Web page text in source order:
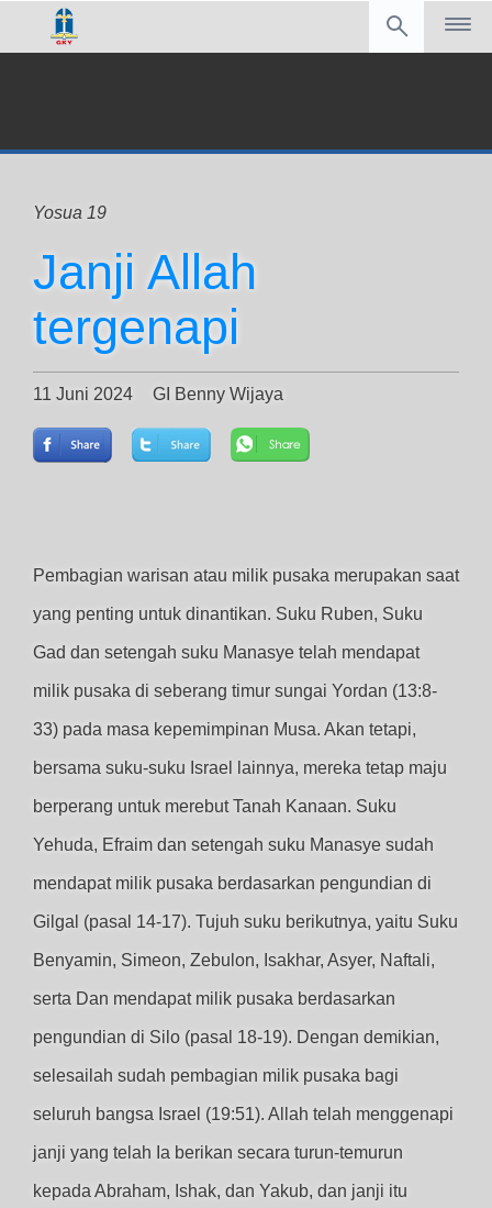
Yosua 19
Janji Allah
tergenapi
11 Juni 2024 GI Benny Wijaya
Pembagian warisan atau milik pusaka merupakan saat
yang penting untuk dinantikan. Suku Ruben, Suku
Gad dan setengah suku Manasye telah mendapat
milik pusaka di seberang timur sungai Yordan (13:8-
33) pada masa kepemimpinan Musa. Akan tetapi,
bersama suku-suku Israel lainnya, mereka tetap maju
berperang untuk merebut Tanah Kanaan. Suku
Yehuda, Efraim dan setengah suku Manasye sudah
mendapat milik pusaka berdasarkan pengundian di
Gilgal (pasal 14-17). Tujuh suku berikutnya, yaitu Suku
Benyamin, Simeon, Zebulon, Isakhar, Asyer, Naftali,
serta Dan mendapat milik pusaka berdasarkan
pengundian di Silo (pasal 18-19). Dengan demikian,
selesailah sudah pembagian milik pusaka bagi
seluruh bangsa Israel (19:51). Allah telah menggenapi
janji yang telah Ia berikan secara turun-temurun
kepada Abraham, Ishak, dan Yakub, dan janji itu